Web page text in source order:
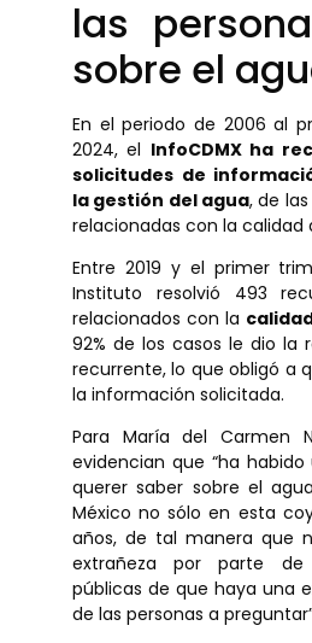
las
sobre el
En el periodo de 2006 al
2024, el InfoCDMX ha
solicitudes de
la gestión del agua, de
relacionadas con la calidad
Entre 2019 y el primer
Instituto resolvió 493
relacionados con la
92% de los casos le dio la
recurrente, lo que obligó a
la información solicitada.
Para María del Carmen
evidencian que “ha
querer saber sobre el
México no sólo en esta
años, de tal manera que
extrañeza por parte de
públicas de que haya una
de las personas a